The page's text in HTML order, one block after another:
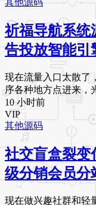
其他源码
祈福导航系统
告投放智能引
现在流量入口太散了
序各种地方点进来，
10 小时前
VIP
其他源码
社交盲盒裂变
级分销会员分
现在做兴趣社群和轻